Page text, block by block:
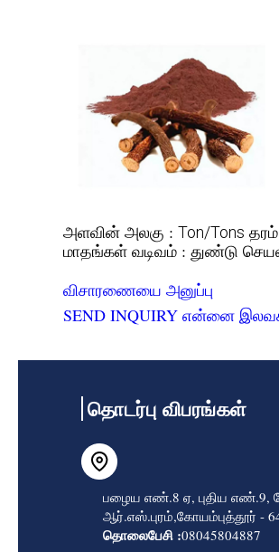
அளவின் அலகு : Ton/Tons
மாதங்கள் வடிவம் : துண்டு
விசாரணையை அனுப்பு
SEND INQUIRY என்னை
தொடர்பு விபரங்கள்
பழைய எண்.8 ஏ, புதிய எண்.9,
ஆர்.எஸ்.புரம்,கோயம்புத்தூர் -
தொலைபேசி :08045804887